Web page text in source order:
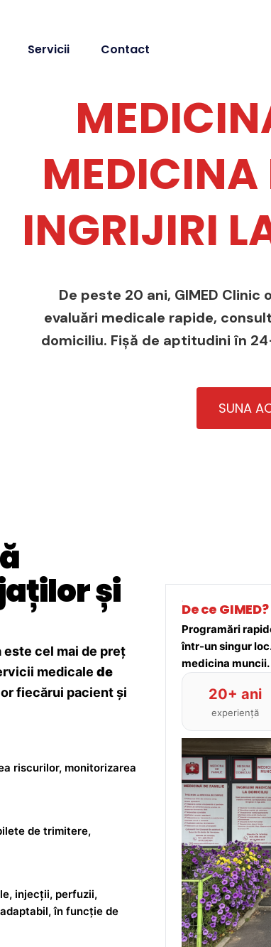
Servicii Contact
MEDICINA
INGRIJIRI
De peste 20 ani, GIMED
evaluări medicale rapide,
domiciliu. Fișă de aptitudini în
SUNA
și
cel mai de preț
medicale de
fiecărui pacient și
riscurilor, monitorizarea
de trimitere,
injecții, perfuzii,
în funcție de
De ce GIMED?
Programări
într-un singur
medicina muncii.
20+ ani
experiență